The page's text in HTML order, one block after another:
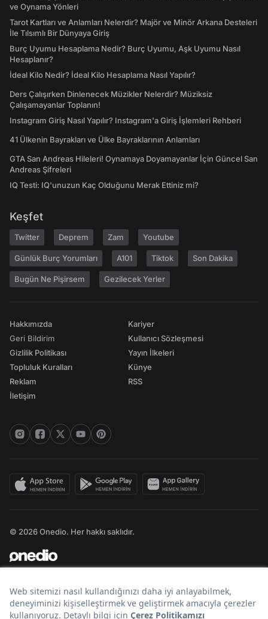
ve Oynama Yönleri
Tarot Kartları ve Anlamları Nelerdir? Majör ve Minör Arkana Desteleri
İle Tılsımlı Bir Dünyaya Giriş
Burç Uyumu Hesaplama Nedir? Burç Uyumu, Aşk Uyumu Nasıl
Hesaplanır?
İdeal Kilo Nedir? İdeal Kilo Hesaplama Nasıl Yapılır?
Ders Çalışırken Dinlenecek Müzikler Nelerdir? Müziksiz
Çalışamayanlar Toplanın!
Instagram Giriş Nasıl Yapılır? Instagram'a Giriş İşlemleri Rehberi
41 Ülkenin Bayrakları ve Ülke Bayraklarının Anlamları
GTA San Andreas Hileleri! Oynamaya Doyamayanlar İçin Güncel San
Andreas Şifreleri
IQ Testi: IQ'unuzun Kaç Olduğunu Merak Ettiniz mi?
Keşfet
Twitter Deprem Zam Youtube
Günlük Burç Yorumları A101 Tiktok Son Dakika
Bugün Ne Pişirsem Gezilecek Yerler
Hakkımızda
Geri Bildirim
Gizlilik Politikası
Topluluk Kuralları
Reklam
İletişim
Kariyer
Kullanıcı Sözleşmesi
Yayın İlkeleri
Künye
RSS
© 2026 Onedio. Her hakkı saklıdır.
Bir markasıdır.